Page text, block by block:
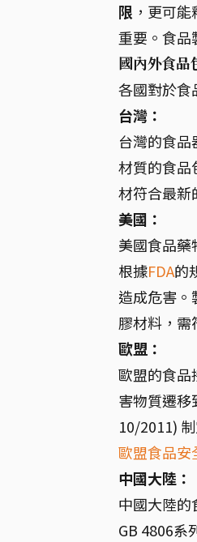
限 ，更可
重要。食品
國內外食品
各國對於食
台灣：
台灣的食
材質的食品
材符合最新
美國：
美國食品藥
根據FDA的
造成危害。
膠材料，需
歐盟：
歐盟的食品
害物質遷
10/2011)
歐盟食品安
中國大陸：
中國大陸的
GB 4806系